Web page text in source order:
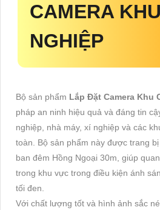
CAMERA
NGHIỆP
Bộ sản phẩm Lắp Đặt Camera Khu
pháp an ninh hiệu quả và đáng tin
nghiệp, nhà máy, xí nghiệp và các
toàn. Bộ sản phẩm này được trang
ban đêm Hồng Ngoại 30m, giúp
trong khu vực trong điều kiện ánh
tối đen.
Với chất lượng tốt và hình ảnh sắc